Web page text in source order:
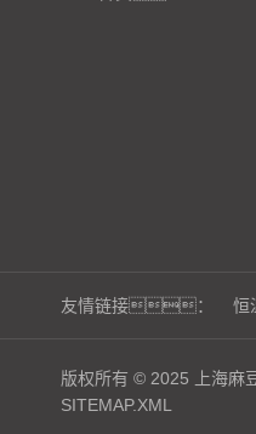
友情链接： 恒
版权所有 © 2025 上海麻
SITEMAP.XML